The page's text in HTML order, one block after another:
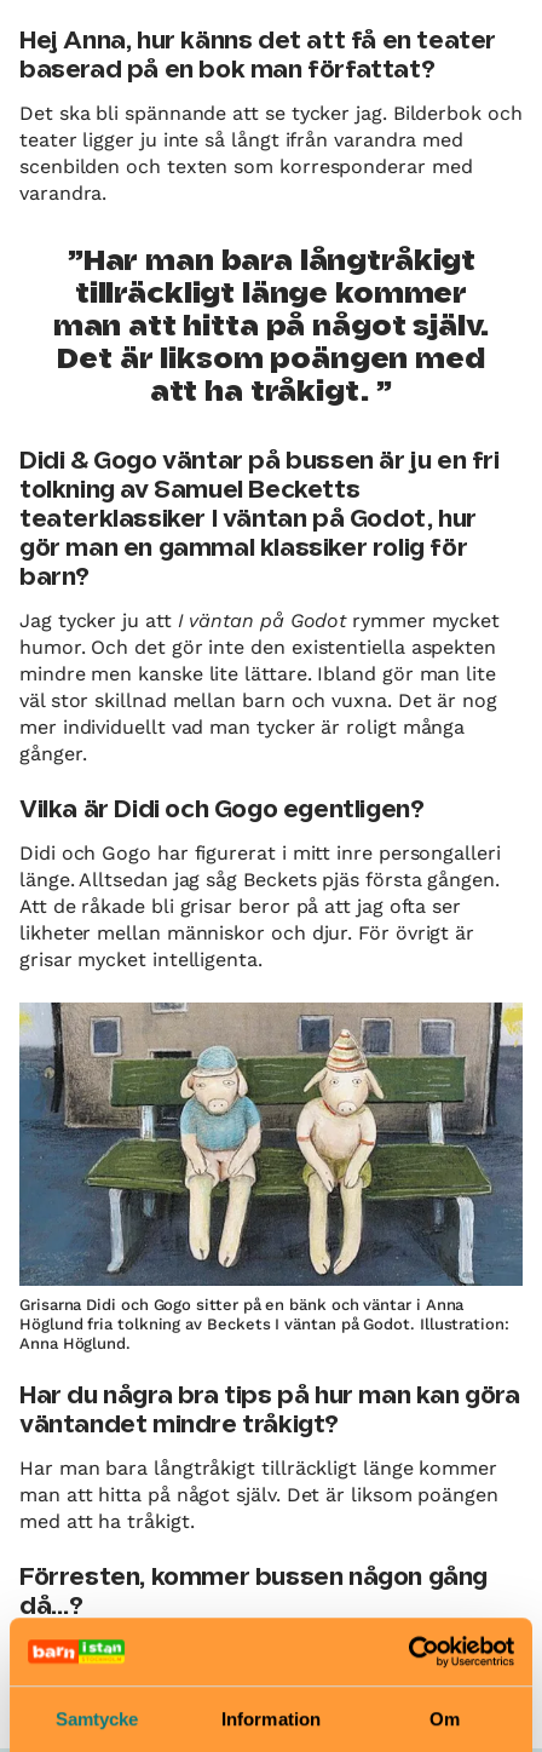
Samtycke Information Om
Hej Anna, hur känns det att få en teater
baserad på en bok man författat?
Det ska bli spännande att se tycker jag. Bilderbok och
teater ligger ju inte så långt ifrån varandra med
scenbilden och texten som korresponderar med
varandra.
Har man bara långtråkigt
tillräckligt länge kommer
man att hitta på något själv.
Det är liksom poängen med
att ha tråkigt.
Didi & Gogo väntar på bussen är ju en fri
tolkning av Samuel Becketts
teaterklassiker I väntan på Godot, hur
gör man en gammal klassiker rolig för
barn?
Jag tycker ju attI väntan på Godotrymmer mycket
humor. Och det gör inte den existentiella aspekten
mindre men kanske lite lättare. Ibland gör man lite
väl stor skillnad mellan barn och vuxna. Det är nog
mer individuellt vad man tycker är roligt många
gånger.
Vilka är Didi och Gogo egentligen?
Didi och Gogo har figurerat i mitt inre persongalleri
länge. Alltsedan jag såg Beckets pjäs första gången.
Att de råkade bli grisar beror på att jag ofta ser
likheter mellan människor och djur. För övrigt är
grisar mycket intelligenta.
Grisarna Didi och Gogo sitter på en bänk och väntar i Anna
Höglund fria tolkning av Beckets I väntan på Godot. Illustration:
Anna Höglund.
Har du några bra tips på hur man kan göra
väntandet mindre tråkigt?
Har man bara långtråkigt tillräckligt länge kommer
man att hitta på något själv. Det är liksom poängen
med att ha tråkigt.
Förresten, kommer bussen någon gång
då…?
Om bussen kommer? Det får man väl se.
Bild i toppen: Stefan Tell/Lilla Piratförlaget